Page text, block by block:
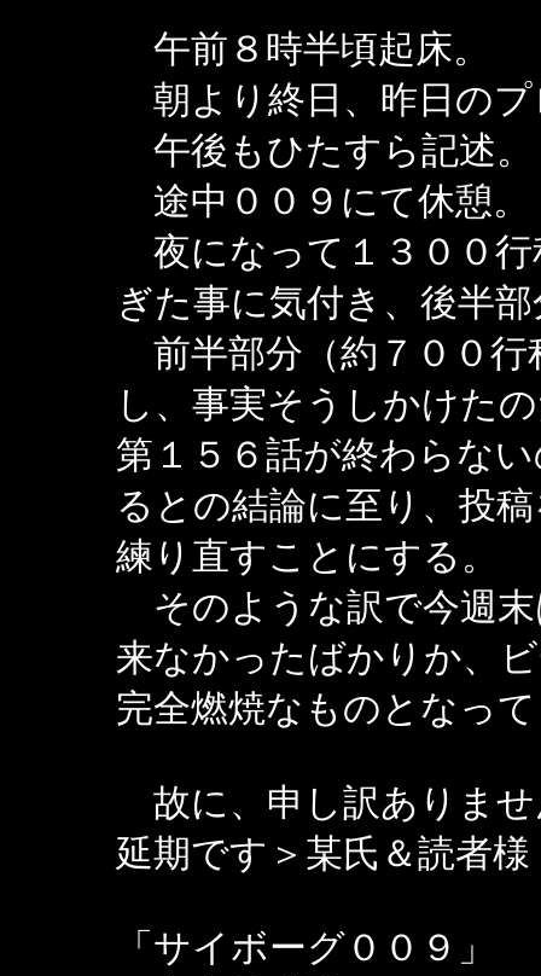
午前８時半頃起床。
朝より終日、昨日のプ
午後もひたすら記述。
途中００９にて休憩。
夜になって１３００行
ぎた事に気付き、後半
前半部分（約７００行
し、事実そうしかけた
第１５６話が終わらな
るとの結論に至り、投
練り直すことにする。
そのような訳で今週末
来なかったばかりか、
完全燃焼なものとなっ
故に、申し訳ありませ
延期です＞某氏＆読者様
「サイボーグ００９」